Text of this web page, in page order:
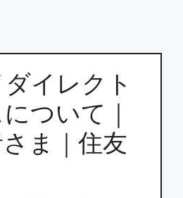
イレクト
ついて｜
ま｜住友